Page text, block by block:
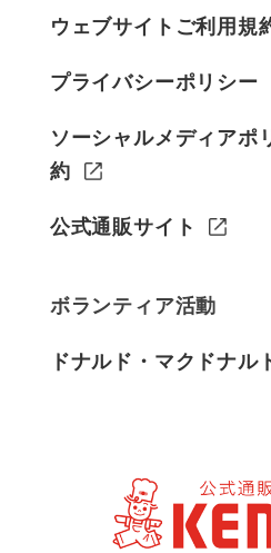
ウェブサイトご利用規
プライバシーポリシー
ソーシャルメディアポ
約
公式通販サイト
ボランティア活動
ドナルド・マクドナル